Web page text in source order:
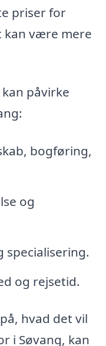
priser for
kan være mere
påvirke
bogføring,
og
specialisering.
og rejsetid.
hvad det vil
i Søvang, kan